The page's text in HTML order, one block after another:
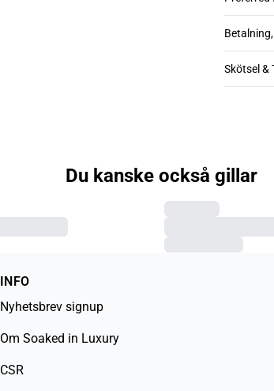
Skötsel &
Du kanske också gillar
INFO
Nyhetsbrev signup
Om Soaked in Luxury
CSR